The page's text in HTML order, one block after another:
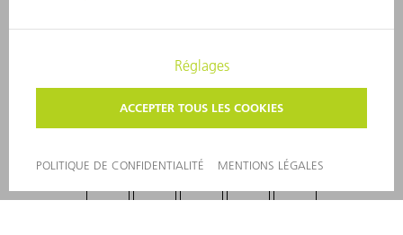
ENVIRONNEMENT ET CLIMAT
SOCIAL ET SOCIÉTÉ
GESTION D'ENTREPRISE